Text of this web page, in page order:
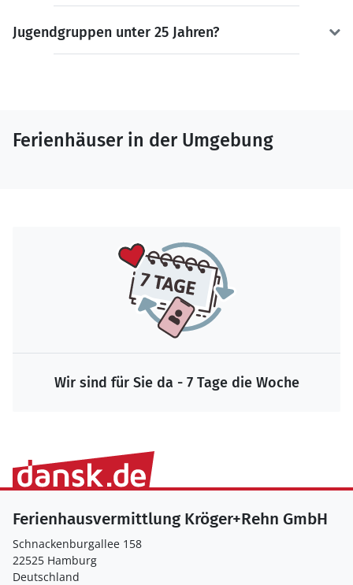
Jugendgruppen unter 25 Jahren?
Ferienhäuser in der Umgebung
Wir sind für Sie da - 7 Tage die Woche
Ferienhausvermittlung Kröger+Rehn GmbH
Schnackenburgallee 158
22525 Hamburg
Deutschland